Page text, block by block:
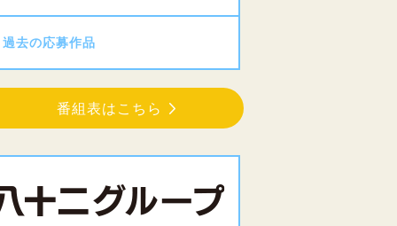
過去の応募作品
番組表はこちら